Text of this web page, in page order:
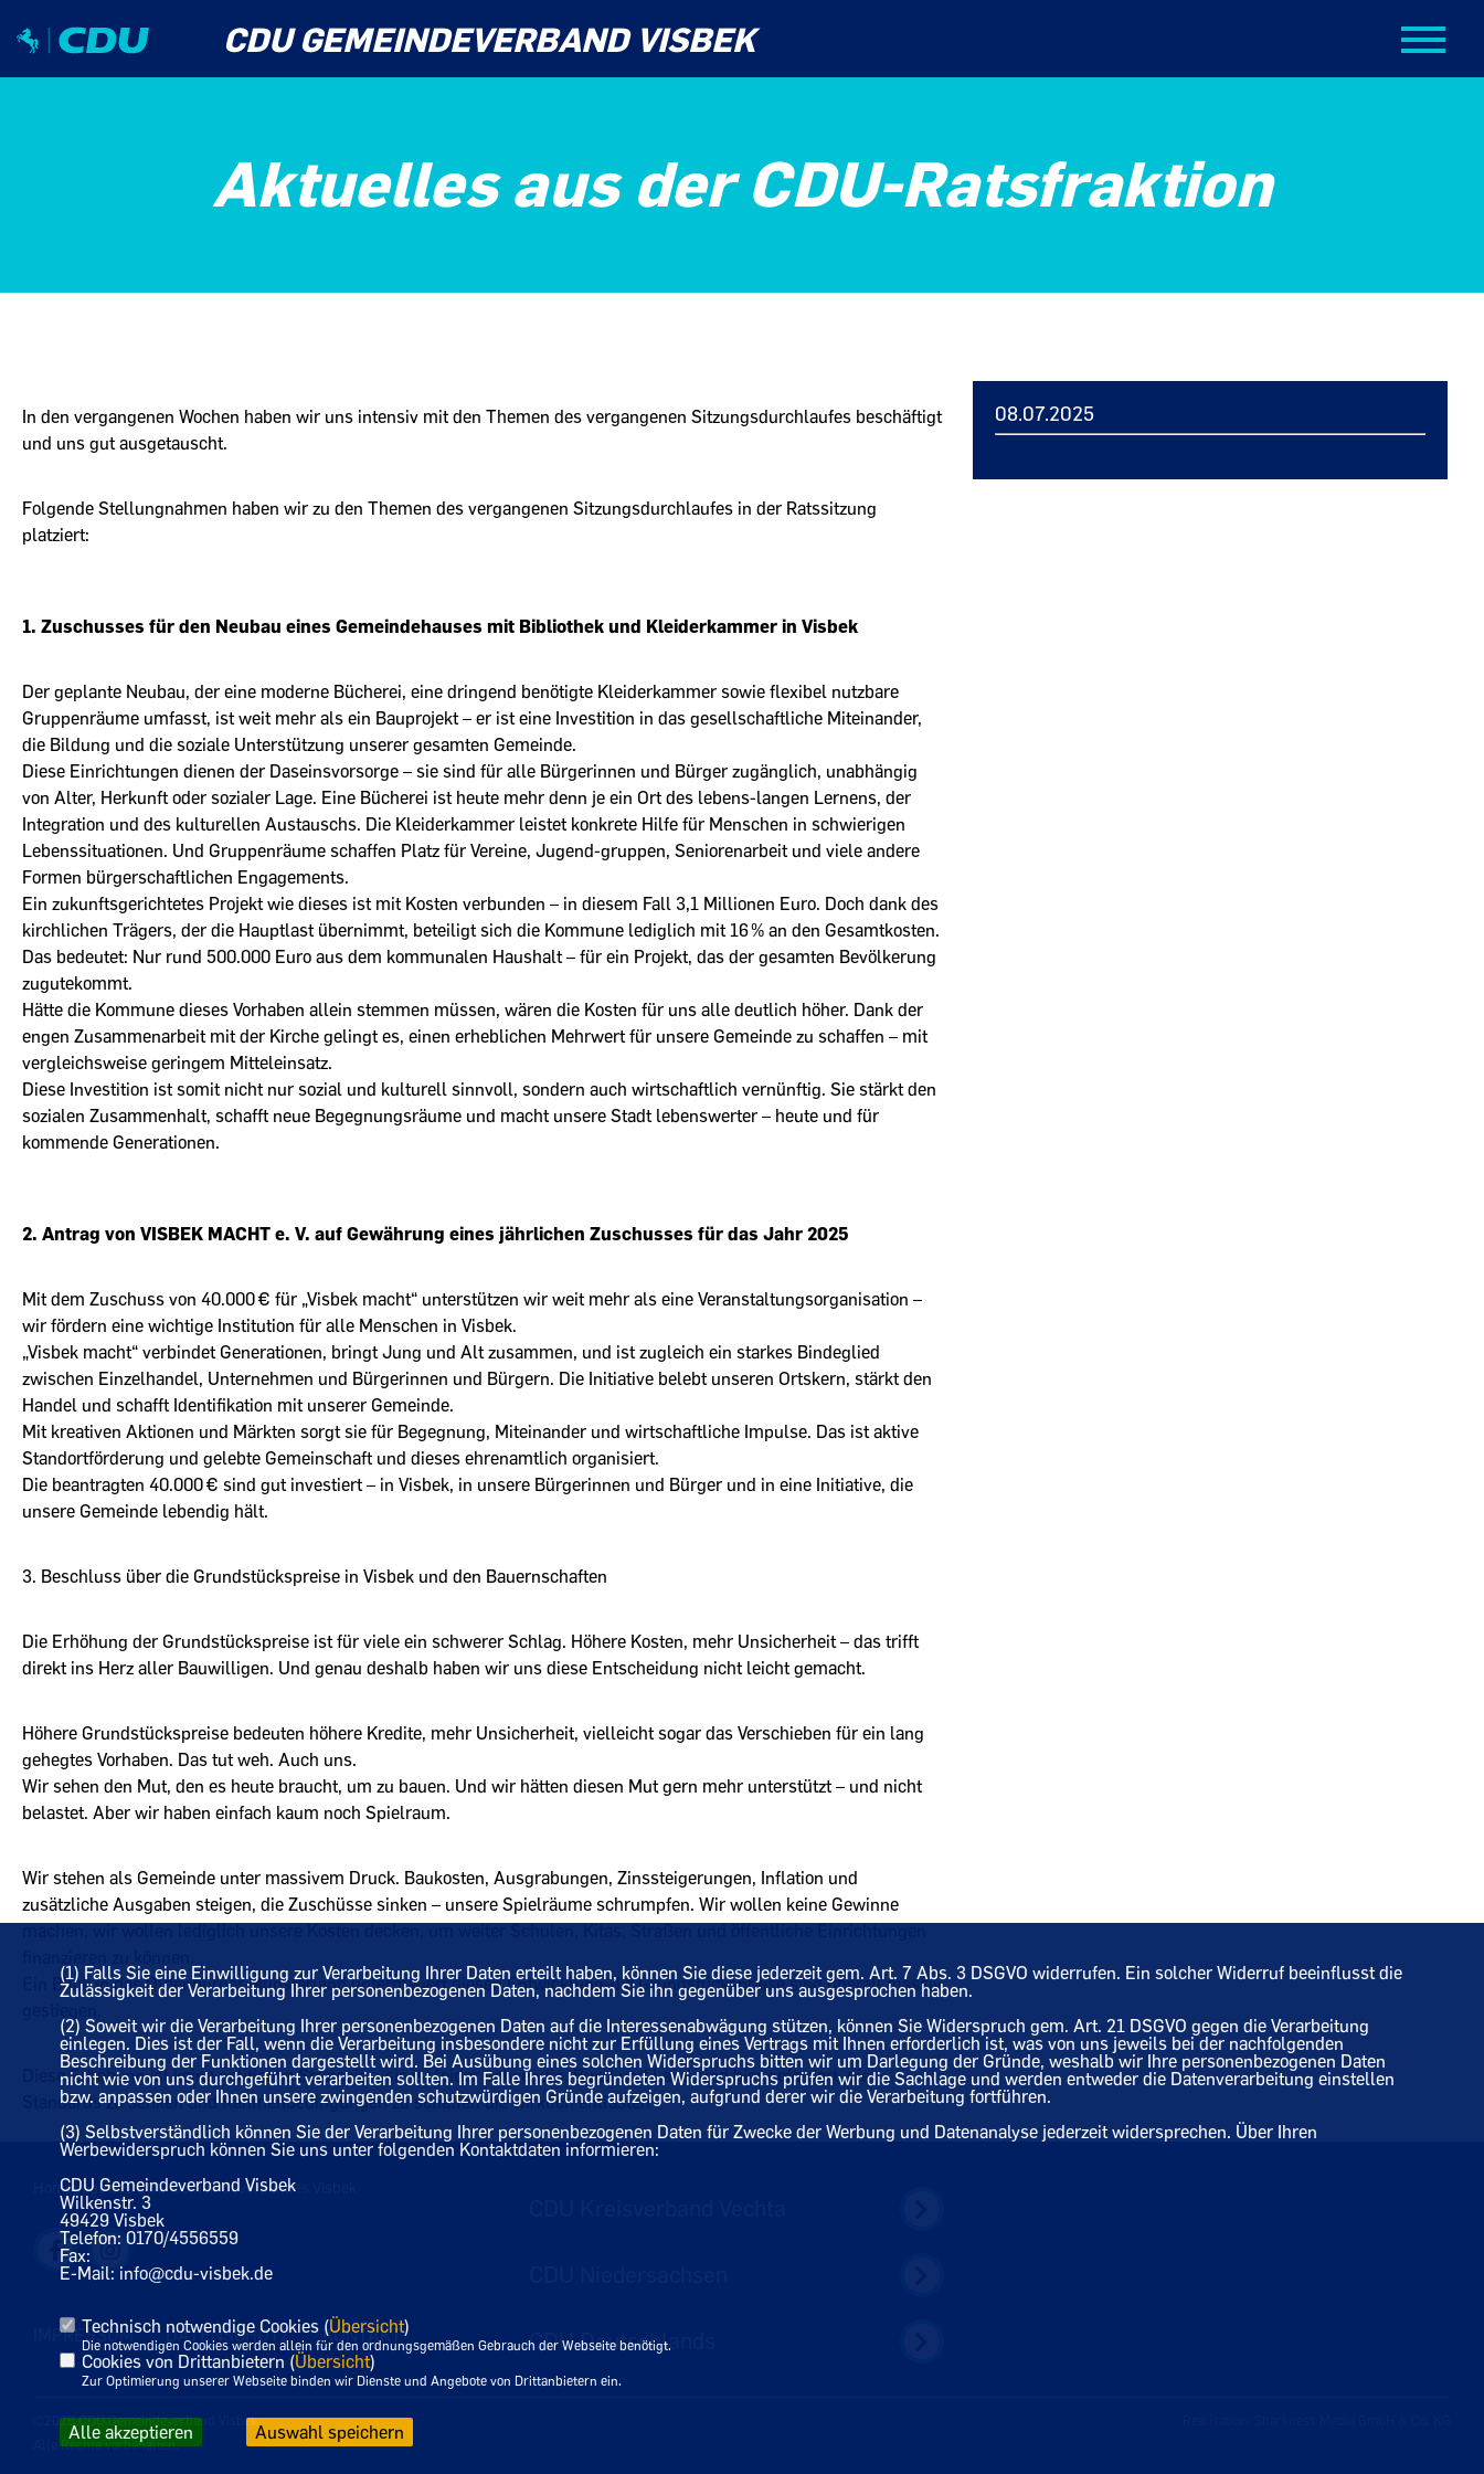
CDU GEMEINDEVERBAND VISBEK
Aktuelles aus der CDU-Ratsfraktion
In den vergangenen Wochen haben wir uns intensiv mit den Themen des vergangenen Sitzungsdurchlaufes beschäftigt
und uns gut ausgetauscht.
Folgende Stellungnahmen haben wir zu den Themen des vergangenen Sitzungsdurchlaufes in der Ratssitzung
platziert:
1. Zuschusses für den Neubau eines Gemeindehauses mit Bibliothek und Kleiderkammer in Visbek
Der geplante Neubau, der eine moderne Bücherei, eine dringend benötigte Kleiderkammer sowie flexibel nutzbare
Gruppenräume umfasst, ist weit mehr als ein Bauprojekt – er ist eine Investition in das gesellschaftliche Miteinander,
die Bildung und die soziale Unterstützung unserer gesamten Gemeinde.
Diese Einrichtungen dienen der Daseinsvorsorge – sie sind für alle Bürgerinnen und Bürger zugänglich, unabhängig
von Alter, Herkunft oder sozialer Lage. Eine Bücherei ist heute mehr denn je ein Ort des lebens-langen Lernens, der
Integration und des kulturellen Austauschs. Die Kleiderkammer leistet konkrete Hilfe für Menschen in schwierigen
Lebenssituationen. Und Gruppenräume schaffen Platz für Vereine, Jugend-gruppen, Seniorenarbeit und viele andere
Formen bürgerschaftlichen Engagements.
Ein zukunftsgerichtetes Projekt wie dieses ist mit Kosten verbunden – in diesem Fall 3,1 Millionen Euro. Doch dank des
kirchlichen Trägers, der die Hauptlast übernimmt, beteiligt sich die Kommune lediglich mit 16 % an den Gesamtkosten.
Das bedeutet: Nur rund 500.000 Euro aus dem kommunalen Haushalt – für ein Projekt, das der gesamten Bevölkerung
zugutekommt.
Hätte die Kommune dieses Vorhaben allein stemmen müssen, wären die Kosten für uns alle deutlich höher. Dank der
engen Zusammenarbeit mit der Kirche gelingt es, einen erheblichen Mehrwert für unsere Gemeinde zu schaffen – mit
vergleichsweise geringem Mitteleinsatz.
Diese Investition ist somit nicht nur sozial und kulturell sinnvoll, sondern auch wirtschaftlich vernünftig. Sie stärkt den
sozialen Zusammenhalt, schafft neue Begegnungsräume und macht unsere Stadt lebenswerter – heute und für
kommende Generationen.
2. Antrag von VISBEK MACHT e. V. auf Gewährung eines jährlichen Zuschusses für das Jahr 2025
Mit dem Zuschuss von 40.000 € für „Visbek macht“ unterstützen wir weit mehr als eine Veranstaltungsorganisation –
wir fördern eine wichtige Institution für alle Menschen in Visbek.
Visbek macht“ verbindet Generationen, bringt Jung und Alt zusammen, und ist zugleich ein starkes Bindeglied
zwischen Einzelhandel, Unternehmen und Bürgerinnen und Bürgern. Die Initiative belebt unseren Ortskern, stärkt den
Handel und schafft Identifikation mit unserer Gemeinde.
Mit kreativen Aktionen und Märkten sorgt sie für Begegnung, Miteinander und wirtschaftliche Impulse. Das ist aktive
Standortförderung und gelebte Gemeinschaft und dieses ehrenamtlich organisiert.
Die beantragten 40.000 € sind gut investiert – in Visbek, in unsere Bürgerinnen und Bürger und in eine Initiative, die
unsere Gemeinde lebendig hält.
3. Beschluss über die Grundstückspreise in Visbek und den Bauernschaften
Die Erhöhung der Grundstückspreise ist für viele ein schwerer Schlag. Höhere Kosten, mehr Unsicherheit – das trifft
direkt ins Herz aller Bauwilligen. Und genau deshalb haben wir uns diese Entscheidung nicht leicht gemacht.
Höhere Grundstückspreise bedeuten höhere Kredite, mehr Unsicherheit, vielleicht sogar das Verschieben für ein lang
gehegtes Vorhaben. Das tut weh. Auch uns.
Wir sehen den Mut, den es heute braucht, um zu bauen. Und wir hätten diesen Mut gern mehr unterstützt – und nicht
belastet. Aber wir haben einfach kaum noch Spielraum.
Wir stehen als Gemeinde unter massivem Druck. Baukosten, Ausgrabungen, Zinssteigerungen, Inflation und
zusätzliche Ausgaben steigen, die Zuschüsse sinken – unsere Spielräume schrumpfen. Wir wollen keine Gewinne
Ein Blick in das Oldenburger Münsterland untermauert diesen Entwicklung-die Grundstückspreise sind überall massiv
Diese Erhöhung ist keine politische Strategie – sie ist leider notwendig. Bund und Land sind hier gefordert, die
Standards zu senken und Rahmenbedingungen zu schaffen die wirklich entlasten
08.07.2025
Homepage des CDU Gemeindeverbandes Visbek
IMPRESSUM DATENSCHUTZ KONTAKT CDU Deutschlands
©2026 CDU Gemeindeverband Visbek
Alle Rechte vorbehalten.
(1) Falls Sie eine Einwilligung zur Verarbeitung Ihrer Daten erteilt haben, können Sie diese jederzeit gem. Art. 7 Abs. 3 DSGVO widerrufen. Ein solcher Widerruf beeinflusst die
Zulässigkeit der Verarbeitung Ihrer personenbezogenen Daten, nachdem Sie ihn gegenüber uns ausgesprochen haben.
(2) Soweit wir die Verarbeitung Ihrer personenbezogenen Daten auf die Interessenabwägung stützen, können Sie Widerspruch gem. Art. 21 DSGVO gegen die Verarbeitung
einlegen. Dies ist der Fall, wenn die Verarbeitung insbesondere nicht zur Erfüllung eines Vertrags mit Ihnen erforderlich ist, was von uns jeweils bei der nachfolgenden
Beschreibung der Funktionen dargestellt wird. Bei Ausübung eines solchen Widerspruchs bitten wir um Darlegung der Gründe, weshalb wir Ihre personenbezogenen Daten
nicht wie von uns durchgeführt verarbeiten sollten. Im Falle Ihres begründeten Widerspruchs prüfen wir die Sachlage und werden entweder die Datenverarbeitung einstellen
bzw. anpassen oder Ihnen unsere zwingenden schutzwürdigen Gründe aufzeigen, aufgrund derer wir die Verarbeitung fortführen.
(3) Selbstverständlich können Sie der Verarbeitung Ihrer personenbezogenen Daten für Zwecke der Werbung und Datenanalyse jederzeit widersprechen. Über Ihren
Werbewiderspruch können Sie uns unter folgenden Kontaktdaten informieren:
CDU Gemeindeverband Visbek
Wilkenstr. 3
49429 Visbek
Telefon: 0170/4556559
Fax:
E-Mail: info@cdu-visbek.de
Technisch notwendige Cookies (Übersicht)
Die notwendigen Cookies werden allein für den ordnungsgemäßen Gebrauch der Webseite benötigt.
Cookies von Drittanbietern (Übersicht)
Zur Optimierung unserer Webseite binden wir Dienste und Angebote von Drittanbietern ein.
Alle akzeptieren Auswahl speichern